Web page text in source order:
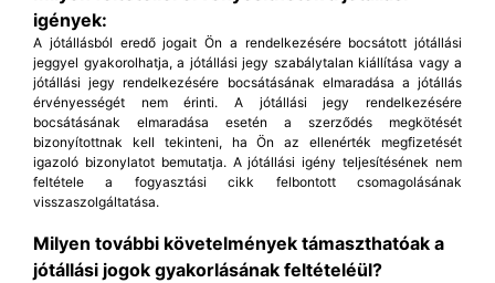
igények:
A jótállásból eredő jogait Ön a rendelkezésére bocsátott jótállási
jeggyel gyakorolhatja, a jótállási jegy szabálytalan kiállítása vagy a
jótállási jegy rendelkezésére bocsátásának elmaradása a jótállás
érvényességét nem érinti. A jótállási jegy rendelkezésére
bocsátásának elmaradása esetén a szerződés megkötését
bizonyítottnak kell tekinteni, ha Ön az ellenérték megfizetését
igazoló bizonylatot bemutatja. A jótállási igény teljesítésének nem
feltétele a fogyasztási cikk felbontott csomagolásának
visszaszolgáltatása.
Milyen további követelmények támaszthatóak a
jótállási jogok gyakorlásának feltételéül?